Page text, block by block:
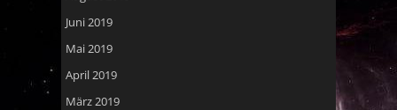
Juni 2019
Mai 2019
April 2019
März 2019